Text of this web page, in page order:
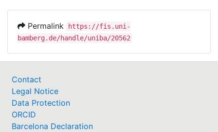
Permalink
https://fis.uni-
bamberg.de/handle/uniba/20562
Contact
Legal Notice
Data Protection
ORCID
Barcelona Declaration